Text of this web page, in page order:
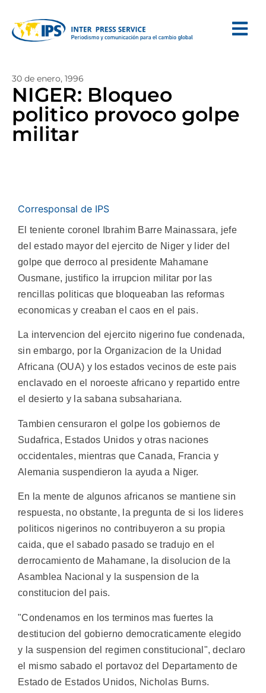
30 de enero, 1996
NIGER: Bloqueo
politico provoco golpe
militar
Corresponsal de IPS
El teniente coronel Ibrahim Barre Mainassara, jefe
del estado mayor del ejercito de Niger y lider del
golpe que derroco al presidente Mahamane
Ousmane, justifico la irrupcion militar por las
rencillas politicas que bloqueaban las reformas
economicas y creaban el caos en el pais.
La intervencion del ejercito nigerino fue condenada,
sin embargo, por la Organizacion de la Unidad
Africana (OUA) y los estados vecinos de este pais
enclavado en el noroeste africano y repartido entre
el desierto y la sabana subsahariana.
Tambien censuraron el golpe los gobiernos de
Sudafrica, Estados Unidos y otras naciones
occidentales, mientras que Canada, Francia y
Alemania suspendieron la ayuda a Niger.
En la mente de algunos africanos se mantiene sin
respuesta, no obstante, la pregunta de si los lideres
politicos nigerinos no contribuyeron a su propia
caida, que el sabado pasado se tradujo en el
derrocamiento de Mahamane, la disolucion de la
Asamblea Nacional y la suspension de la
constitucion del pais.
"Condenamos en los terminos mas fuertes la
destitucion del gobierno democraticamente elegido
y la suspension del regimen constitucional", declaro
el mismo sabado el portavoz del Departamento de
Estado de Estados Unidos, Nicholas Burns.